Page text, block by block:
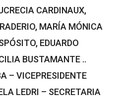
CARDINAUX,
MARÍA MÓNICA
EDUARDO
BUSTAMANTE ..
– VICEPRESIDENTE
LEDRI – SECRETARIA